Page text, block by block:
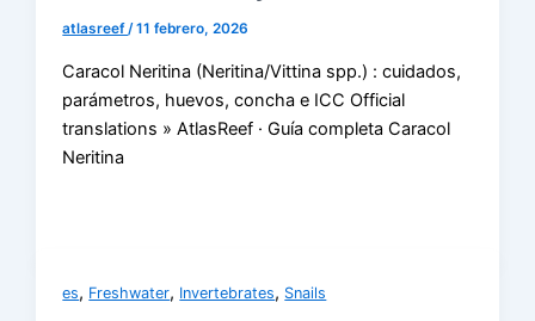
atlasreef/11 febrero, 2026
Caracol Neritina (Neritina/Vittina spp.) : cuidados,
parámetros, huevos, concha e ICC Official
translations » AtlasReef · Guía completa Caracol
Neritina
es, Freshwater, Invertebrates, Snails